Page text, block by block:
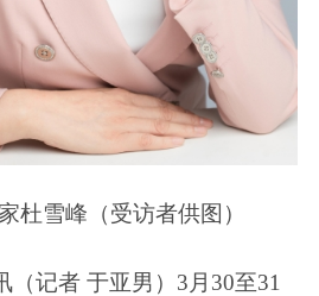
杜雪峰（受访者供图）
（记者 于亚男）3月30至31